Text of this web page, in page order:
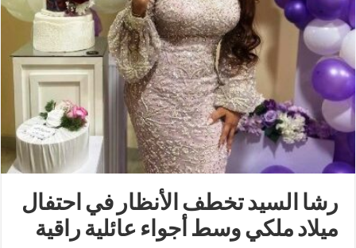
رشا السيد تخطف الأنظار في احتفال
ميلاد ملكي وسط أجواء عائلية راقية